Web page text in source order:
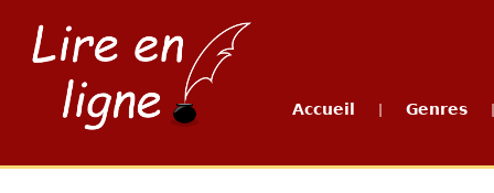
Accueil Genres